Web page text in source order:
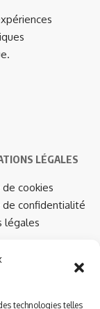
technologies telles
LÉGALES
cookies
de confidentialité
légales